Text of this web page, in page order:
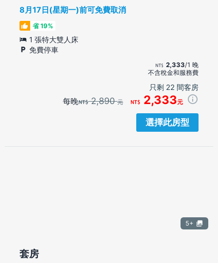
8月17日(星期一)前可免費取消
省 19%
1 張特大雙人床
免費停車
2,333/1 晚
不含稅金和服務費
只剩 22 間客房
每晚 2,890元 2,333元
選擇此房型
5+
套房